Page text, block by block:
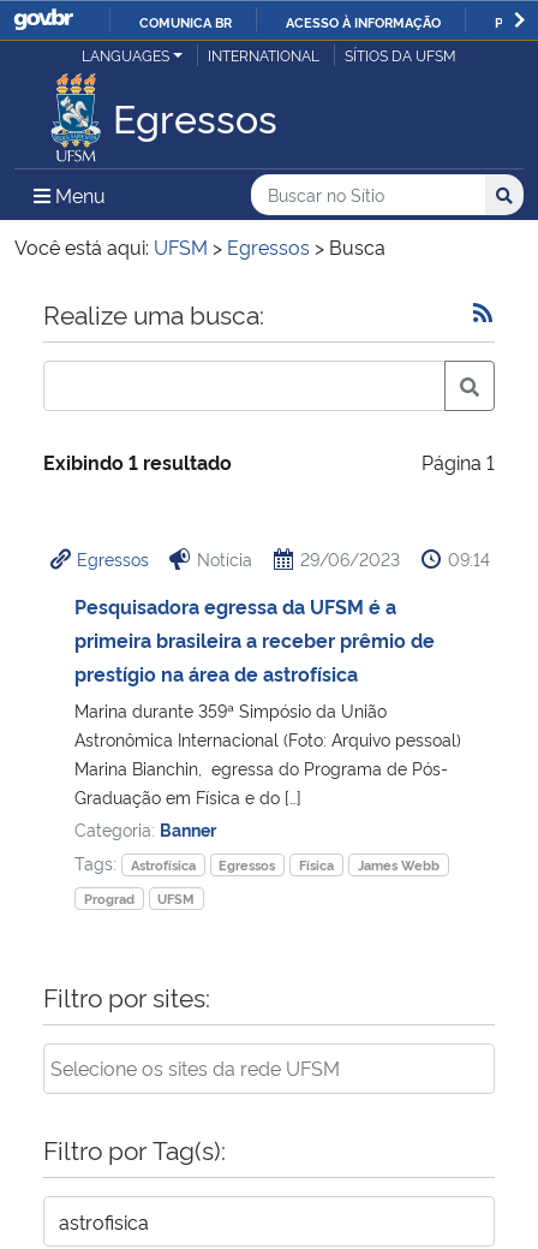
IR
O
COMUNICA BR ACESSO À INFORMAÇÃO
Ministério da Justiça e Segurança Pública
Ministério da Defesa
Ministério das Relações Exteriores
Ministério da Economia
Ministério da Infraestrutura
Ministério da Cidadania
Ministério da Saúde
Ministério de Minas e Energia
Ministério da Ciência, Tecnologia, Inovações e Comunicações
Ministério do Meio Ambiente
Ministério do Turismo
Controladoria-Geral da União
Ministério da Mulher, da Família e dos Direitos Humanos
Secretaria de Governo
LANGUAGES INTERNATIONAL SÍTIOS DA UFSM
Egressos
Menu Menu Principal do Sítio
Busca
Buscar no no Sítio
Busca:
Você está aqui: UFSM > Egressos > Busca
Início do conteúdo
Realize uma busca:
Exibindo 1 resultado Página 1
Egressos Notícia 29/06/2023 09:14
Pesquisadora egressa da UFSM é a
primeira brasileira a receber prêmio de
prestígio na área de astrofísica
Marina durante 359ª Simpósio da União
Astronômica Internacional (Foto: Arquivo pessoal)
Marina Bianchin, egressa do Programa de Pós-
Graduação em Física e do […]
Categoria: Banner
Tags:
Astrofísica Egressos Física
James Webb
Prograd
UFSM
Filtro por sites:
Filtro por Tag(s):